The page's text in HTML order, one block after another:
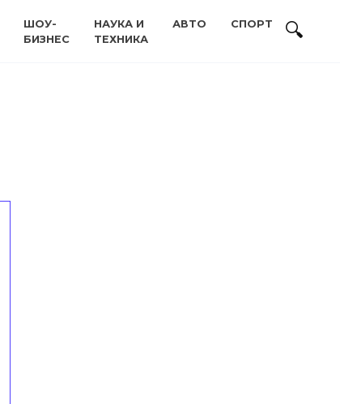
ШОУ-
БИЗНЕС
НАУКА И
ТЕХНИКА
АВТО СПОРТ